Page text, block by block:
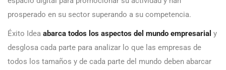
prosperado en su sector superando a su competencia.
Éxito Idea abarca todos los aspectos del mundo empresarial y
desglosa cada parte para analizar lo que las empresas de
todos los tamaños y de cada parte del mundo deben abarcar